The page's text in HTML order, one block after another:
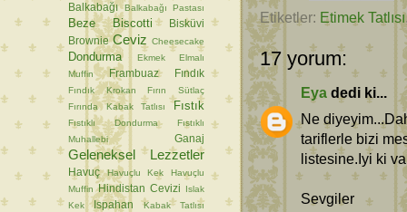
Etiketler: Etimek Tatlısı
17 yorum:
Eya dedi ki...
Ne
tariflerle bizi
listesine.Iyi ki
Sevgiler
Balkabağı Balkabağı Pastası
Beze Biscotti
Bisküvi
Brownie Ceviz Cheesecake
Dondurma Ekmek
Elmalı
Muffin
Frambuaz Fındık
Fındık Krokan
Fırın Sütlaç
Fırında Kabak Tatlısı
Fıstık
Fıstıklı Dondurma
Fıstıklı
Muhallebi
Ganaj
Geleneksel Lezzetler
Havuç Havuçlu Kek
Havuçlu
Muffin Hindistan Cevizi
Islak
Kek
Ispahan Kabak Tatlısı